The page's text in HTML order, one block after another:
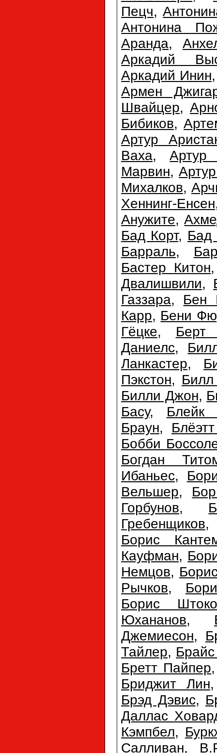
Пецч,
Антонина
Аранда,
Аркадий
Аркадий Инин
Армен
Швайцер,
Бибиков,
Артур
Ваха,Артур
Марвин,
Михалков,
Хеннинг-Енсен
Анужите,
Бад Корт, Бад
Барраль,
Бастер Китон
Двалишвили,
Газзара, Бен
Карр, Бени
Гёцке, Берт
Даниелс,
Ланкастер,
Пэкстон,
Билли Джон,
Басу, Блейк
Браун,
Бобби
Богдан
Ибаньес,
Вельшер,
Горбунов,
Гребенщиков
Борис
Кауфман,
Немцов,
Рычков,
Борис
Юхананов,
Джемиесон,
Тайлер,
Бретт Пайпер
Бриджит Лин
Брэд Дэвис,
Даллас
Кэмпбел,
Салливан,